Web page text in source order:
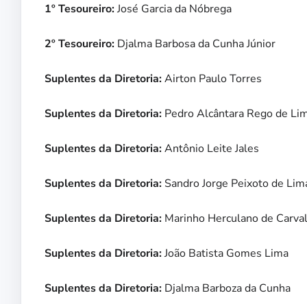
1º Tesoureiro:José Garcia da Nóbrega
2º Tesoureiro: Djalma Barbosa da Cunha Júnior
Suplentes da Diretoria:Airton Paulo Torres
Suplentes da Diretoria: Pedro Alcântara Rego de
Suplentes da Diretoria:Antônio Leite Jales
Suplentes da Diretoria: Sandro Jorge Peixoto de
Suplentes da Diretoria: Marinho Herculano de
Suplentes da Diretoria:João Batista Gomes Lima
Suplentes da Diretoria: Djalma Barboza da Cunha